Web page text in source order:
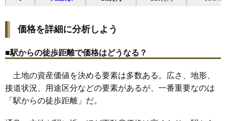
26 幸町 5.0万円 279万円 -8.2%
28 泉町 4.9万円
30 長木川南 4.8万円 784万円 1.4%
31 桜町南 4.7万円 405万円 -4.2%
32 柄沢 4.7万円 396万円 5.0%
33 比内町扇田
34 根下戸新町 4.6万円 316万円 -3.1%
価格を詳細に分析しよう
■駅からの徒歩距離で価格はどうなる？
土地の資産価値を決める要素は多数ある。広さ、地形、
接道状況、用途区分などの要素があるが、一番重要なのは
「駅からの徒歩距離」だ。